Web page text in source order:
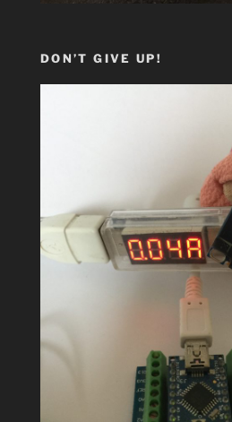
DON’T GIVE UP!